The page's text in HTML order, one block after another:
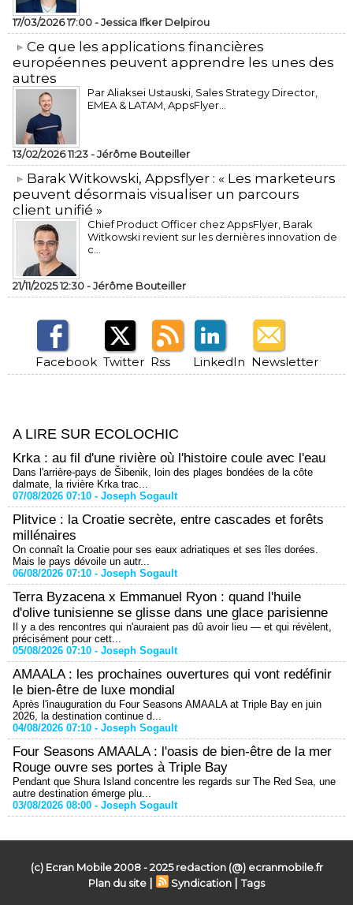
17/03/2026 17:00 -Jessica Ifker Delpirou
​Ce que les applications financières
européennes peuvent apprendre les unes des
autres
Par Aliaksei Ustauski, Sales Strategy Director,
EMEA & LATAM, AppsFlyer...
13/02/2026 11:23 -Jérôme Bouteiller
​Barak Witkowski, Appsflyer : « Les marketeurs
peuvent désormais visualiser un parcours
client unifié »
Chief Product Officer chez AppsFlyer, ​Barak
Witkowski revient sur les dernières innovation de
c...
21/11/2025 12:30 -Jérôme Bouteiller
Facebook Twitter Rss LinkedIn Newsletter
A LIRE SUR ECOLOCHIC
Krka : au fil d'une rivière où l'histoire coule avec l'eau
Dans l'arrière-pays de Šibenik, loin des plages bondées de la côte
dalmate, la rivière Krka trac...
07/08/2026 07:10 - Joseph Sogault
Plitvice : la Croatie secrète, entre cascades et forêts
millénaires
On connaît la Croatie pour ses eaux adriatiques et ses îles dorées.
Mais le pays dévoile un autr...
06/08/2026 07:10 - Joseph Sogault
Terra Byzacena x Emmanuel Ryon : quand l'huile
d'olive tunisienne se glisse dans une glace parisienne
Il y a des rencontres qui n'auraient pas dû avoir lieu — et qui révèlent,
précisément pour cett...
05/08/2026 07:10 - Joseph Sogault
AMAALA : les prochaines ouvertures qui vont redéfinir
le bien-être de luxe mondial
Après l'inauguration du Four Seasons AMAALA at Triple Bay en juin
2026, la destination continue d...
04/08/2026 07:10 - Joseph Sogault
Four Seasons AMAALA : l'oasis de bien-être de la mer
Rouge ouvre ses portes à Triple Bay
Pendant que Shura Island concentre les regards sur The Red Sea, une
autre destination émerge plu...
03/08/2026 08:00 - Joseph Sogault
(c) Ecran Mobile 2008 - 2025 redaction (@) ecranmobile.fr
Plan du site | Syndication |Tags